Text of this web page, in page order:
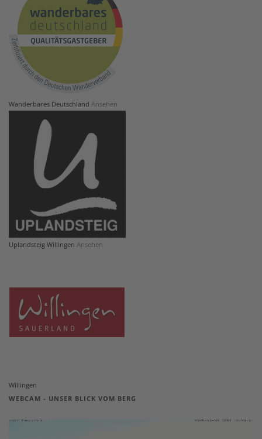
Wanderbares Deutschland Ansehen
Uplandsteig Willingen Ansehen
Willingen
WEBCAM - UNSER BLICK VOM BERG